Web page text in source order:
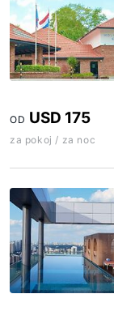
OD USD 175
za pokoj / za noc